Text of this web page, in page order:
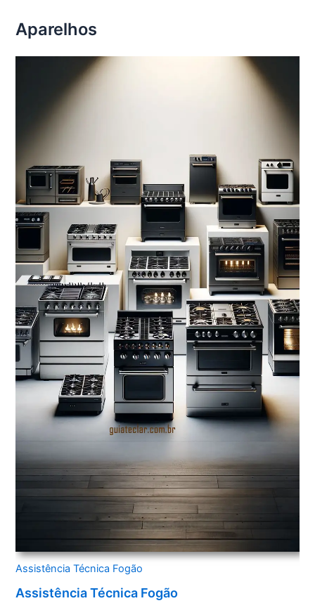
Aparelhos
Assistência Técnica Fogão
Assistência Técnica Fogão